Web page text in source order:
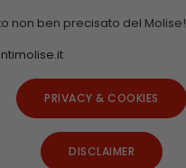
non ben precisato del Molise!
PRIVACY & COOKIES
DISCLAIMER